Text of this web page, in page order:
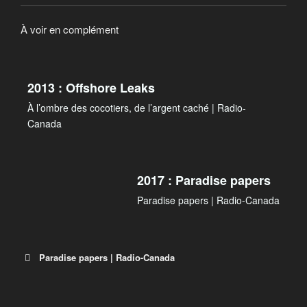
violations des lois en matière de fiscalité.
s’ils refusaient d’adopter les nouvelles règles
internationales contre l’évasion fiscale élaborées
dans la foulée de la publication des « Panama
À voir en complément
2013 : Offshore Leaks
À l’ombre des cocotiers, de l’argent caché | Radio-
Canada
2017 : Paradise papers
Paradise papers | Radio-Canada
Paradise papers | Radio-Canada